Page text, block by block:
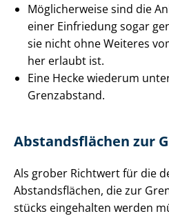
Möglicherweise sind die
einer Einfriedung sogar
sie nicht ohne Weiteres
her erlaubt ist.
Eine Hecke wiederum
Grenzabstand.
Abstandsflächen zur
Als grober Richtwert für die
Abstandsflächen, die zur
stücks eingehalten werden